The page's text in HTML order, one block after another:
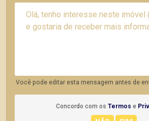
Você pode editar esta mensagem antes de
Concordo com os Termos e